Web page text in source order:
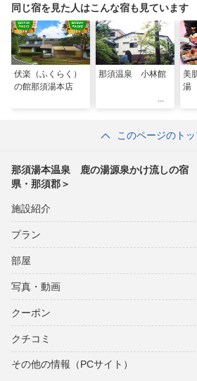
郡＞
同じ宿を見た人はこんな宿も見ています
伏楽（ふくらく）
の館那須湯本店
那須温泉 小林館
美
湯
このページのト
那須湯本温泉 鹿の湯源泉かけ流しの
県・那須郡＞
施設紹介
プラン
部屋
写真・動画
クーポン
クチコミ
その他の情報（PCサイト）